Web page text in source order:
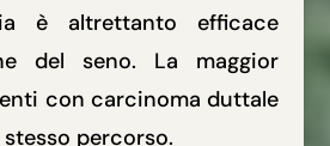
è altrettanto efficace
del seno. La maggior
con carcinoma duttale
percorso.